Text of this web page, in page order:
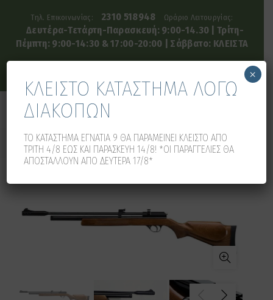
Τηλ. Επικοινωνίας: 2310 518948 Ωράριο Λειτουργίας:
Δευτέρα-Τετάρτη-Παρασκευή: 9:00-14.30 | Τρίτη-
Πέμπτη: 9:00-14:30 & 17:00-20:00 | Σάββατο: ΚΛΕΙΣΤΑ
ΚΛΕΙΣΤΟ ΚΑΤΑΣΤΗΜΑ ΛΟΓΩ
ΔΙΑΚΟΠΩΝ
ΤΟ ΚΑΤΑΣΤΗΜΑ ΕΓΝΑΤΙΑ 9 ΘΑ ΠΑΡΑΜΕΙΝΕΙ ΚΛΕΙΣΤΟ ΑΠΟ
ΤΡΙΤΗ 4/8 ΕΩΣ ΚΑΙ ΠΑΡΑΣΚΕΥΗ 14/8! *ΟΙ ΠΑΡΑΓΓΕΛΙΕΣ ΘΑ
ΑΠΟΣΤΑΛΛΟΥΝ ΑΠΟ ΔΕΥΤΕΡΑ 17/8*
×